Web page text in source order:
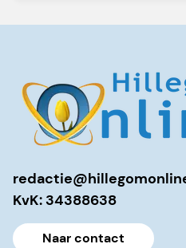
KvK: 34388638
Naar contact